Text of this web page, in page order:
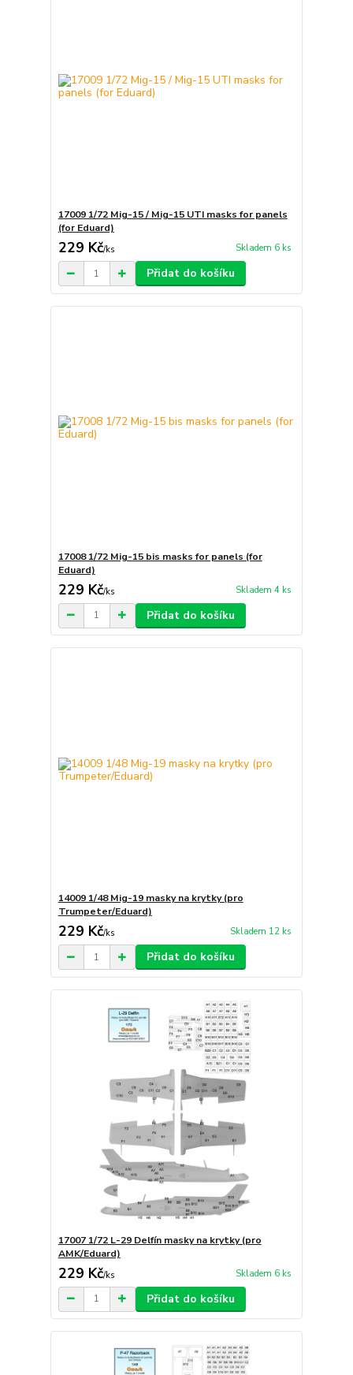
17009 1/72 Mig-15 / Mig-15 UTI masks for panels
(for Eduard)
229 Kč/ks Skladem 6 ks
Přidat do košíku
17008 1/72 Mig-15 bis masks for panels (for
Eduard)
229 Kč/ks Skladem 4 ks
Přidat do košíku
14009 1/48 Mig-19 masky na krytky (pro
Trumpeter/Eduard)
229 Kč/ks Skladem 12 ks
Přidat do košíku
17007 1/72 L-29 Delfín masky na krytky (pro
AMK/Eduard)
229 Kč/ks Skladem 6 ks
Přidat do košíku